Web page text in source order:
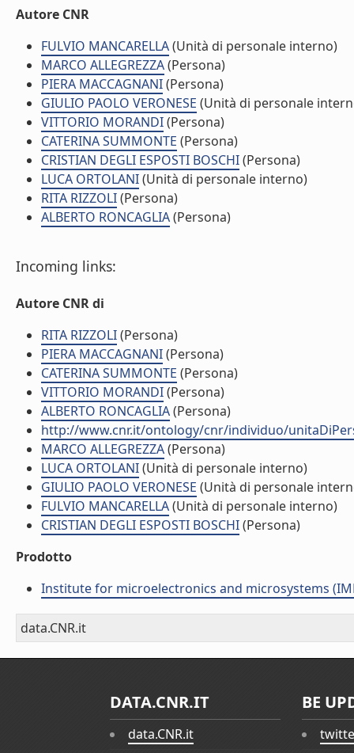
Autore CNR
FULVIO MANCARELLA(Unità di personale interno)
MARCO ALLEGREZZA(Persona)
PIERA MACCAGNANI(Persona)
GIULIO PAOLO VERONESE (Unità di personale
VITTORIO MORANDI(Persona)
CATERINA SUMMONTE (Persona)
CRISTIAN DEGLI ESPOSTI BOSCHI(Persona)
LUCA ORTOLANI(Unità di personale interno)
RITA RIZZOLI(Persona)
ALBERTO RONCAGLIA(Persona)
Incoming links:
Autore CNR di
RITA RIZZOLI(Persona)
PIERA MACCAGNANI(Persona)
CATERINA SUMMONTE (Persona)
VITTORIO MORANDI(Persona)
ALBERTO RONCAGLIA(Persona)
http://www.cnr.it/ontology/cnr/individuo/
MARCO ALLEGREZZA(Persona)
LUCA ORTOLANI(Unità di personale interno)
GIULIO PAOLO VERONESE (Unità di personale
FULVIO MANCARELLA(Unità di personale interno)
CRISTIAN DEGLI ESPOSTI BOSCHI(Persona)
Prodotto
Institute for microelectronics and microsystems
data.CNR.it
DATA.CNR.IT
data.CNR.it
BE